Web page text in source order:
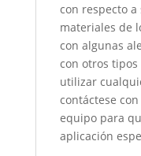
con respecto
materiales de
con algunas
con otros
utilizar
contáctese
equipo para
aplicación